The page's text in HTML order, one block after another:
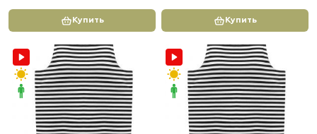
Купить Купить